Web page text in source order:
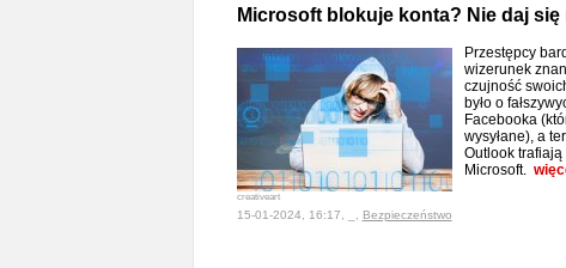
Microsoft blokuje konta? Nie daj się
creativeart
Przestępcy
wizerunek
czujność
było o
Facebooka
wysyłane), a
Outlook trafiają
Microsoft.
15-01-2024, 16:17, _, Bezpieczeństwo